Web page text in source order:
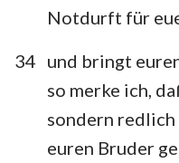
Notdurft für
34 und bringt
so merke ich,
sondern redlich
euren Bruder